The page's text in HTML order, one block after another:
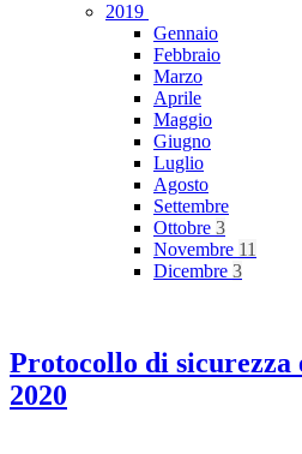
2019
Gennaio
Febbraio
Marzo
Aprile
Maggio
Giugno
Luglio
Agosto
Settembre
Ottobre 3
Novembre 11
Dicembre 3
Protocollo di sicurezza
2020